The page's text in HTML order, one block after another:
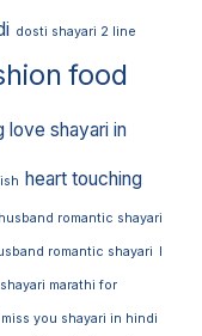
dosti shayari 2 line
food
love shayari in
heart touching
romantic shayari
romantic shayari I
marathi for
miss you shayari in hindi